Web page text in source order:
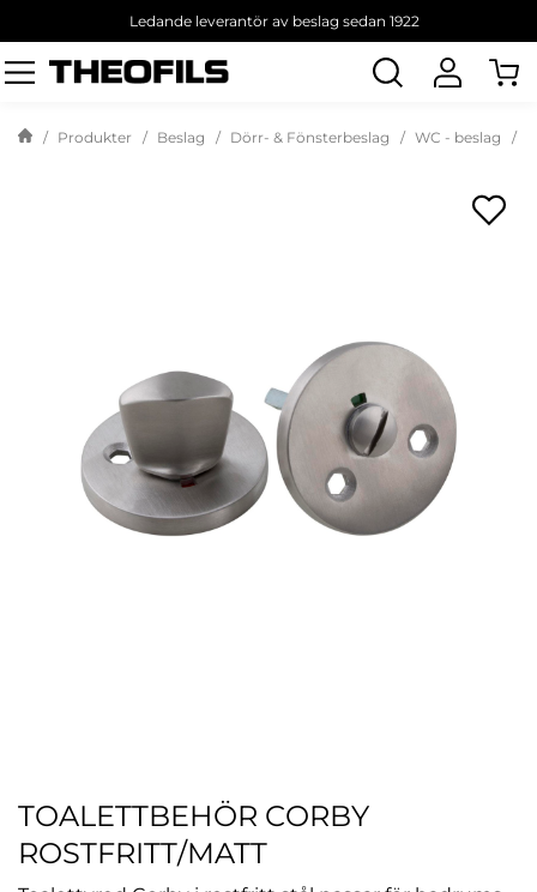
Ledande leverantör av beslag sedan 1922
Sök
produkt
Produkter Beslag Dörr- & Fönsterbeslag WC - beslag
TOALETTBEHÖR CORBY
ROSTFRITT/MATT